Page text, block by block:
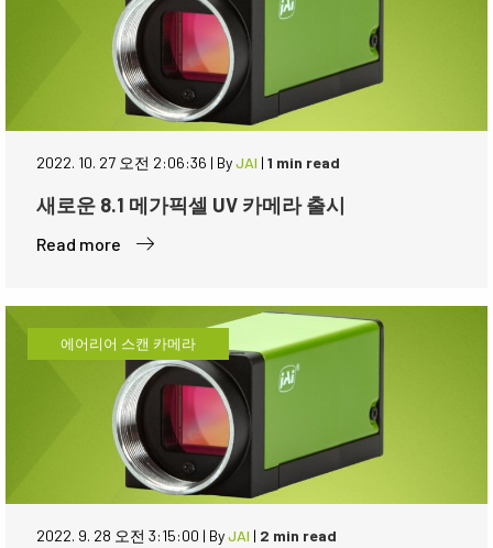
2022. 10. 27 오전 2:06:36 | ByJAI | 1 min read
새로운 8.1 메가픽셀 UV 카메라 출시
Read more
에어리어 스캔 카메라
2022. 9. 28 오전 3:15:00 | ByJAI | 2 min read